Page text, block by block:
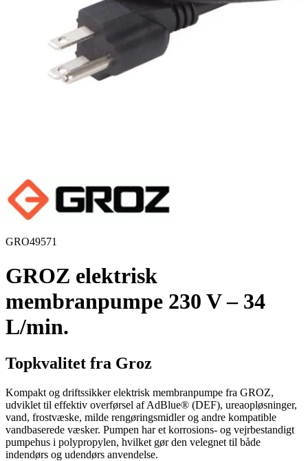
GRO49571
GROZ elektrisk
membranpumpe 230 V – 34
L/min.
Topkvalitet fra Groz
Kompakt og driftssikker elektrisk membranpumpe fra GROZ,
udviklet til effektiv overførsel af AdBlue® (DEF), ureaopløsninger,
vand, frostvæske, milde rengøringsmidler og andre kompatible
vandbaserede væsker. Pumpen har et korrosions- og vejrbestandigt
pumpehus i polypropylen, hvilket gør den velegnet til både
indendørs og udendørs anvendelse.